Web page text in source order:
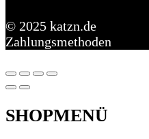
© 2025 katzn.de
Zahlungsmethoden
SHOPMENÜ